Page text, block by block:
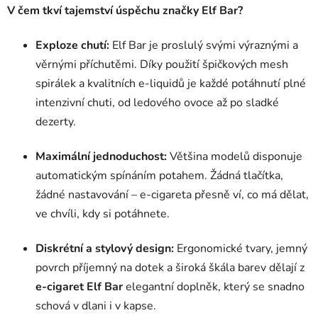
k
v
ý
p
i
s
V čem tkví tajemství úspěchu značky Elf Bar?
Exploze chutí: Elf Bar je proslulý svými výraznými a
věrnými příchutěmi. Díky použití špičkových mesh
spirálek a kvalitních e-liquidů je každé potáhnutí plné
intenzivní chuti, od ledového ovoce až po sladké
dezerty.
Maximální jednoduchost:Většina modelů disponuje
automatickým spínáním potahem. Žádná tlačítka,
žádné nastavování – e-cigareta přesně ví, co má dělat,
ve chvíli, kdy si potáhnete.
Diskrétní a stylový design: Ergonomické tvary, jemný
povrch příjemný na dotek a široká škála barev dělají z
e-cigaret Elf Barelegantní doplněk, který se snadno
schová v dlani i v kapse.